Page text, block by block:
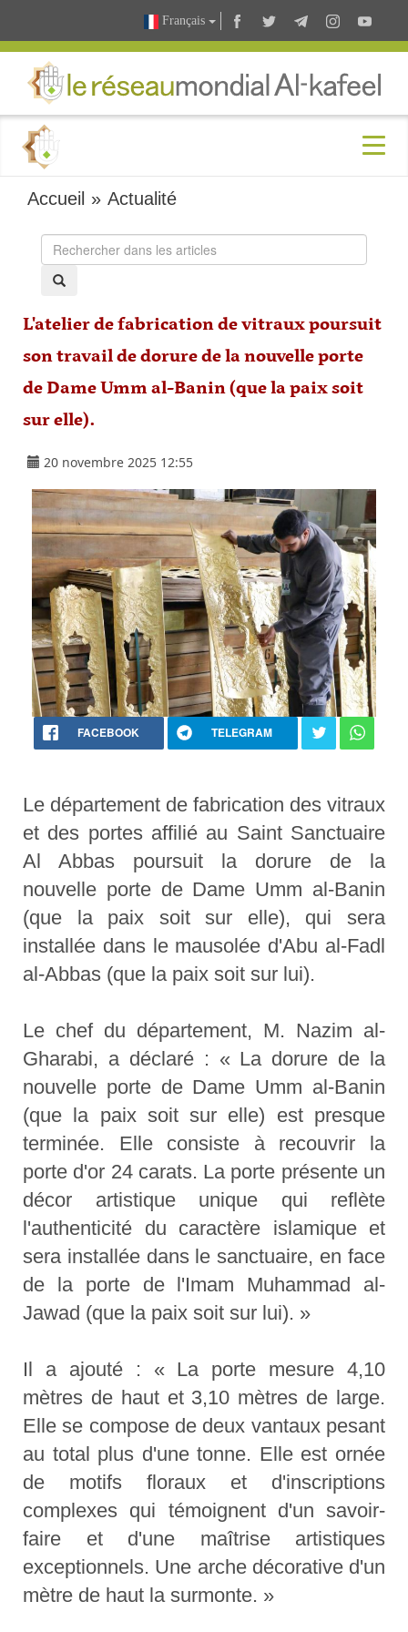
Français
Accueil »Actualité
L'atelier de fabrication de vitraux poursuit
son travail de dorure de la nouvelle porte
de Dame Umm al-Banin (que la paix soit
sur elle).
20 novembre 2025 12:55
FACEBOOK TELEGRAM
Le département de fabrication des vitraux
et des portes affilié au Saint Sanctuaire
Al Abbas poursuit la dorure de la
nouvelle porte de Dame Umm al-Banin
(que la paix soit sur elle), qui sera
installée dans le mausolée d'Abu al-Fadl
al-Abbas (que la paix soit sur lui).
Le chef du département, M. Nazim al-
Gharabi, a déclaré : « La dorure de la
nouvelle porte de Dame Umm al-Banin
(que la paix soit sur elle) est presque
terminée. Elle consiste à recouvrir la
porte d'or 24 carats. La porte présente un
décor artistique unique qui reflète
l'authenticité du caractère islamique et
sera installée dans le sanctuaire, en face
de la porte de l'Imam Muhammad al-
Jawad (que la paix soit sur lui). »
Il a ajouté : « La porte mesure 4,10
mètres de haut et 3,10 mètres de large.
Elle se compose de deux vantaux pesant
au total plus d'une tonne. Elle est ornée
de motifs floraux et d'inscriptions
complexes qui témoignent d'un savoir-
faire et d'une maîtrise artistiques
exceptionnels. Une arche décorative d'un
mètre de haut la surmonte. »